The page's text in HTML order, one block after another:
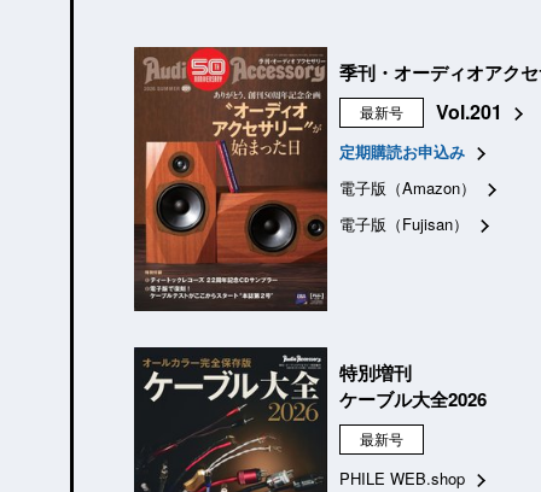
季刊・オーディオアク
最新号 Vol.201
定期購読お申込み
電子版（Amazon）
電子版（Fujisan）
特別増刊
ケーブル大全2026
最新号
PHILE WEB.shop